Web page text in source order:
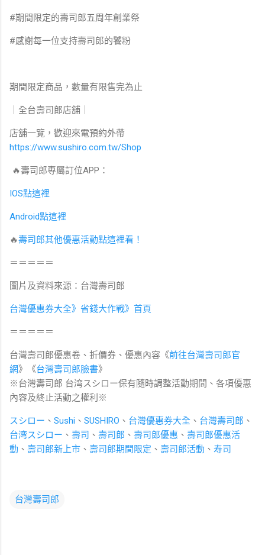
#期間限定的壽司郎五周年創業祭
#感謝每一位支持壽司郎的饕粉⁣
期間限定商品，數量有限售完為止⁣
｜全台壽司郎店舖｜
店舖一覽，歡迎來電預約外帶⁣
https://www.sushiro.com.tw/Shop
🔥壽司郎專屬訂位APP：
IOS點這裡
Android點這裡
🔥⁣壽司郎其他優惠活動點這裡看！
＝＝＝＝＝
圖片及資料來源：台灣壽司郎
台灣優惠券大全》省錢大作戰》首頁
＝＝＝＝＝
台灣壽司郎優惠卷、折價券、優惠內容《前往台灣壽司郎官
網》《台灣壽司郎臉書》
※台灣壽司郎 台湾スシロー保有隨時調整活動期間、各項優惠
內容及終止活動之權利 ※
スシロー 、 Sushi 、 SUSHIRO 、 台灣優惠券大全 、 台灣壽司郎 、
台湾スシロー 、 壽司 、 壽司郎 、 壽司郎優惠 、 壽司郎優惠活
動 、 壽司郎新上市 、 壽司郎期間限定 、 壽司郎活動 、 寿司
台灣壽司郎